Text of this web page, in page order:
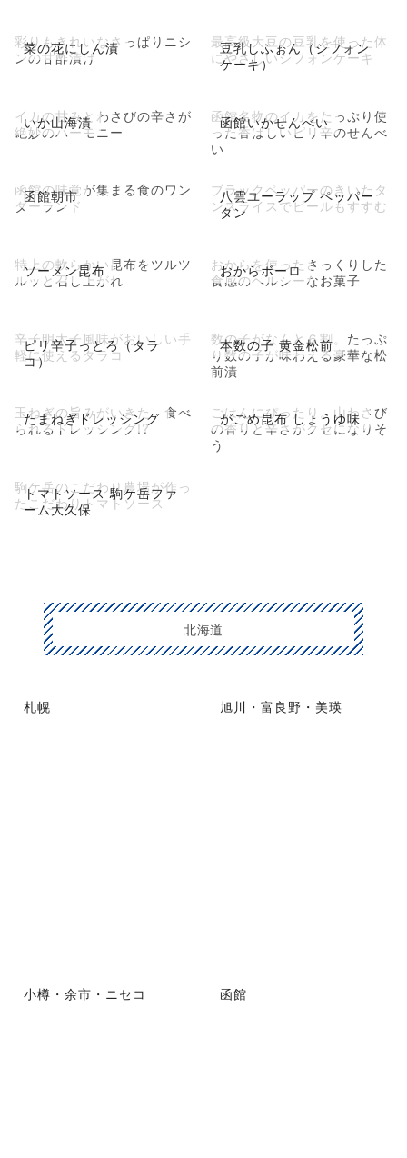
菜の花にしん漬
彩りもきれいなさっぱりニシ
ンの甘酢漬け
豆乳しふぉん（シフォン
ケーキ）
最高級大豆の豆乳を使った体
にやさしいシフォンケーキ
いか山海漬
イカの甘みとわさびの辛さが
絶妙のハーモニー
函館いかせんべい
函館名物のイカをたっぷり使
った香ばしいピリ辛のせんべ
い
函館朝市
函館の味覚が集まる食のワン
ダーランド
八雲ユーラップ ペッパー
タン
ブラックペッパーのきいたタ
ンスライスでビールもすすむ
ソーメン昆布
特上の軟らかい昆布をツルツ
ルッと召し上がれ
おからボーロ
おからを使ったさっくりした
食感のヘルシーなお菓子
ピリ辛子っとろ（タラ
コ）
辛子明太子風味がおいしい手
軽に使えるタラコ
本数の子 黄金松前
数の子がなんと６割。たっぷ
り数の子が味わえる豪華な松
前漬
たまねぎドレッシング
玉ねぎの旨みがいきた、食べ
られるドレッシング!?
がごめ昆布 しょうゆ味
ごはんにぴったり。山わさび
の香りと辛さがクセになりそ
う
トマトソース 駒ケ岳ファ
ーム大久保
駒ケ岳のこだわり農場が作っ
たこだわりトマトソース
北海道
札幌 旭川・富良野・美瑛
小樽・余市・ニセコ 函館